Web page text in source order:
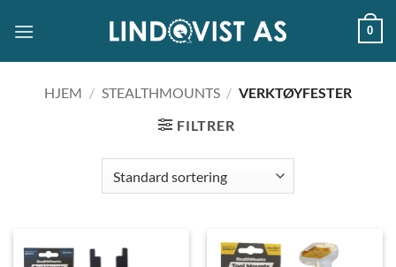
0
HJEM / STEALTHMOUNTS / VERKTØYFESTER
FILTRER